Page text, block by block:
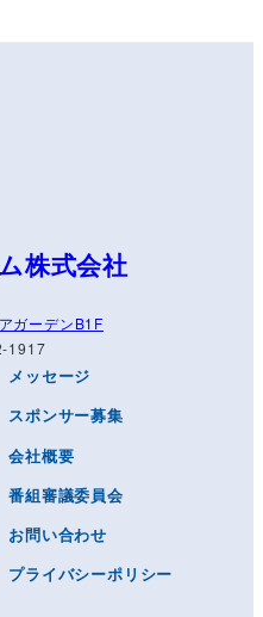
株式会社
ガーデンB1F
1917
メッセージ
スポンサー募集
会社概要
番組審議委員会
お問い合わせ
プライバシーポリシー